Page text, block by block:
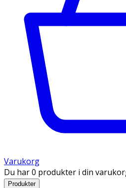
Varukorg
Du har 0 produkter i din
Produkter